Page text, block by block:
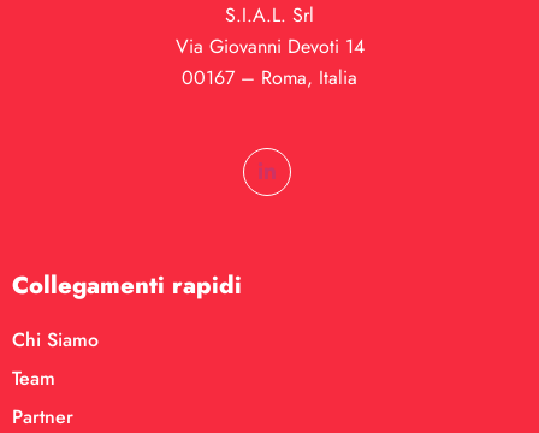
S.I.A.L. Srl
Via Giovanni Devoti 14
00167 – Roma, Italia
Collegamenti rapidi
Chi Siamo
Team
Partner